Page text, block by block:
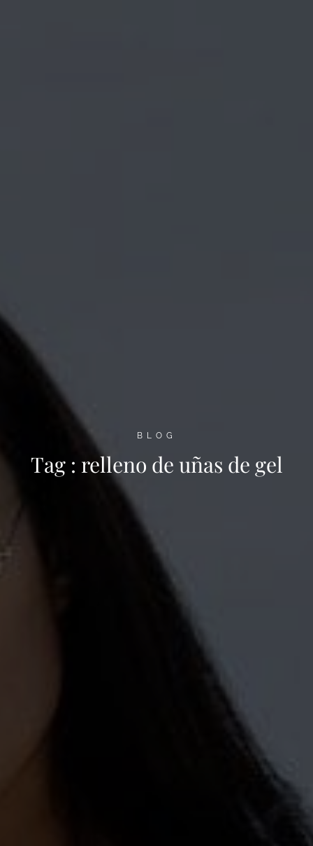
BLOG
Tag : relleno de uñas de gel